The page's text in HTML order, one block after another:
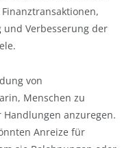
und Verbesserung der
von
Menschen zu
anzuregen.
Anreize für